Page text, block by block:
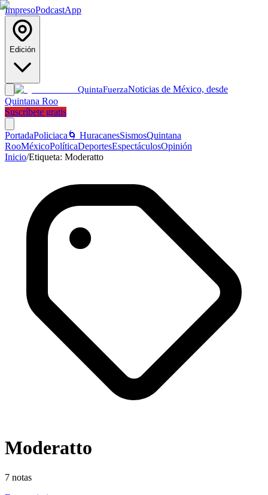
ImpresoPodcastApp
Edición
QuintaFuerzaNoticias de México, desde
Quintana Roo
Suscríbete gratis
PortadaPoliciaca 🌀 HuracanesSismosQuintana
RooMéxicoPolíticaDeportesEspectáculosOpinión
Inicio/Etiqueta: Moderatto
Moderatto
7 notas